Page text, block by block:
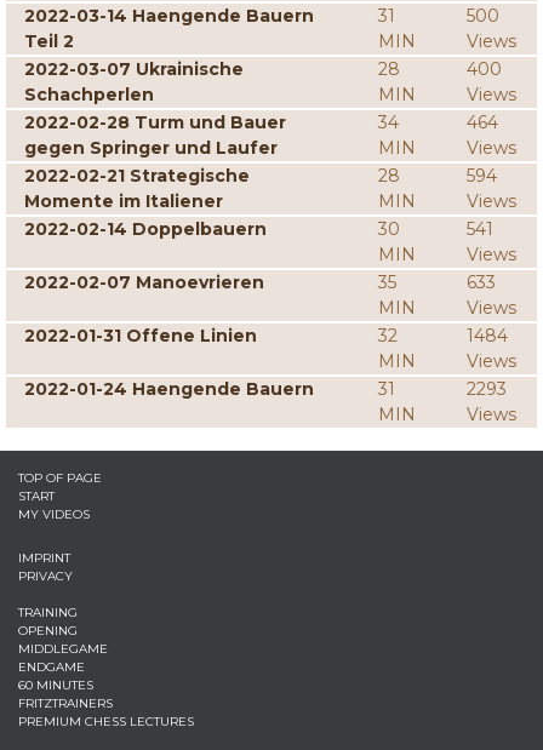
2022-03-14 Haengende Bauern
Teil 2
31
MIN
500
Views
2022-03-07 Ukrainische
Schachperlen
28
MIN
400
Views
2022-02-28 Turm und Bauer
gegen Springer und Laufer
34
MIN
464
Views
2022-02-21 Strategische
Momente im Italiener
28
MIN
594
Views
2022-02-14 Doppelbauern
30
MIN
541
Views
2022-02-07 Manoevrieren
35
MIN
633
Views
2022-01-31 Offene Linien
32
MIN
1484
Views
2022-01-24 Haengende Bauern
31
MIN
2293
Views
TOP OF PAGE
START
MY VIDEOS
IMPRINT
PRIVACY
TRAINING
OPENING
MIDDLEGAME
ENDGAME
60 MINUTES
FRITZTRAINERS
PREMIUM CHESS LECTURES